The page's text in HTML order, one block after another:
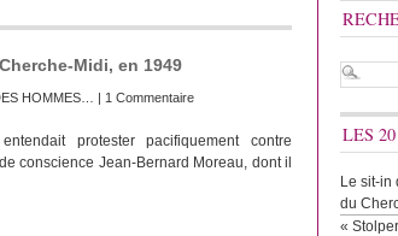
Midi, en 1949
HOMMES… | 1 Commentaire
protester pacifiquement contre
conscience Jean-Bernard Moreau, dont il
LES
Le sit-in
du
«